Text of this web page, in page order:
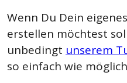
Wenn Du Dein
erstellen möchtest
unbedingt unserem
so einfach wie